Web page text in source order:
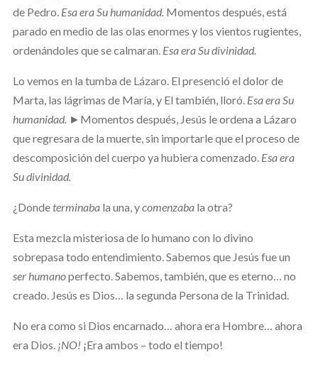
de Pedro. Esa era Su humanidad. Momentos después, está
parado en medio de las olas enormes y los vientos rugientes,
ordenándoles que se calmaran. Esa era Su divinidad.
Lo vemos en la tumba de Lázaro. El presenció el dolor de
Marta, las lágrimas de María, y El también, lloró. Esa era Su
humanidad. ►Momentos después, Jesús le ordena a Lázaro
que regresara de la muerte, sin importarle que el proceso de
descomposición del cuerpo ya hubiera comenzado. Esa era
Su divinidad.
¿Donde terminabala una, ycomenzabala otra?
Esta mezcla misteriosa de lo humano con lo divino
sobrepasa todo entendimiento. Sabemos que Jesús fue un
ser humanoperfecto. Sabemos, también, que es eterno… no
creado. Jesús es Dios… la segunda Persona de la Trinidad.
No era como si Dios encarnado… ahora era Hombre… ahora
era Dios. ¡NO! ¡Era ambos – todo el tiempo!